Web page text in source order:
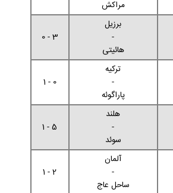
مراکش
برزیل
-
هائیتی
3 - 0
ترکیه
-
پاراگوئه
0 - 1
هلند
-
سوئد
5 - 1
آلمان
-
ساحل عاج
2 - 1